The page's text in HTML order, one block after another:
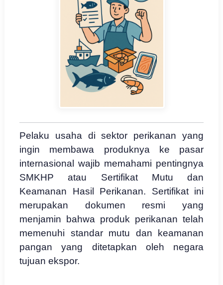
Pelaku usaha di sektor perikanan yang
ingin membawa produknya ke pasar
internasional wajib memahami pentingnya
SMKHP atau Sertifikat Mutu dan
Keamanan Hasil Perikanan. Sertifikat ini
merupakan dokumen resmi yang
menjamin bahwa produk perikanan telah
memenuhi standar mutu dan keamanan
pangan yang ditetapkan oleh negara
tujuan ekspor.